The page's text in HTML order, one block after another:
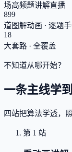
场高频题讲解直播
899
道图解动画 · 逐题
18
大套路 · 全覆盖
不知道从哪开始？
一条主线学
四站把算法学透，
第 1 站